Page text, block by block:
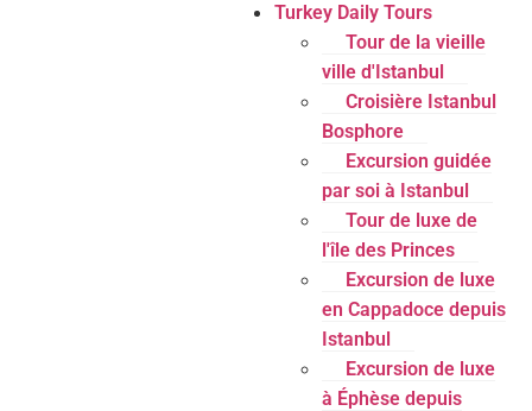
Turkey Daily Tours
Tour de la vieille
ville d'Istanbul
Croisière Istanbul
Bosphore
Excursion guidée
par soi à Istanbul
Tour de luxe de
l'île des Princes
Excursion de luxe
en Cappadoce depuis
Istanbul
Excursion de luxe
à Éphèse depuis